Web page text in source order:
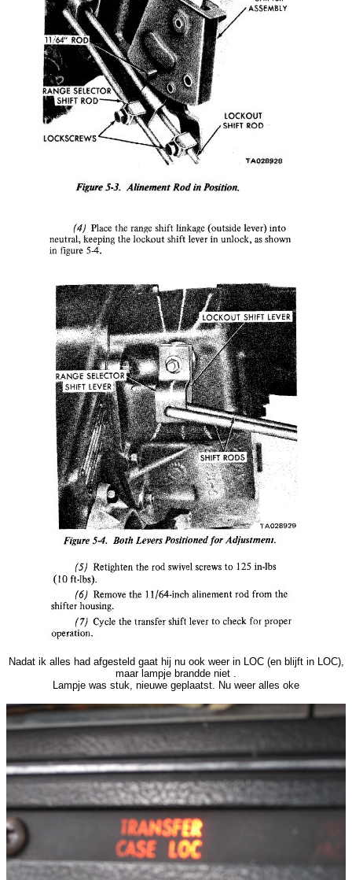
Nadat ik alles had afgesteld gaat hij nu ook weer in LOC (en blijft in LOC),
maar lampje brandde niet .
Lampje was stuk, nieuwe geplaatst. Nu weer alles oke